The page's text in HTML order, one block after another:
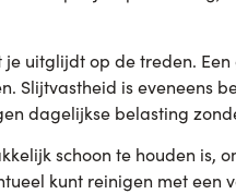
uitglijdt op de treden.
Slijtvastheid is eveneens
dagelijkse belasting
schoon te houden is,
kunt reinigen met een